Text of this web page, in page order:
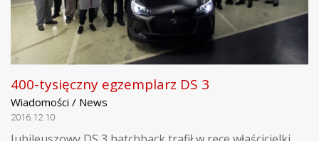
400-tysięczny egzemplarz DS 3
Wiadomości / News
2016.12.10